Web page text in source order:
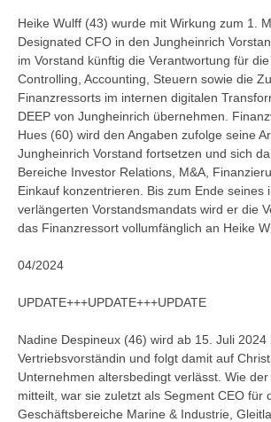
Heike Wulff (43) wurde mit Wirkung zum 1.
Designated CFO in den Jungheinrich
im Vorstand künftig die Verantwortung für
Controlling, Accounting, Steuern sowie die
Finanzressorts im internen digitalen
DEEP von Jungheinrich übernehmen.
Hues (60) wird den Angaben zufolge seine
Jungheinrich Vorstand fortsetzen und sich
Bereiche Investor Relations, M&A,
Einkauf konzentrieren. Bis zum Ende seines
verlängerten Vorstandsmandats wird er die
das Finanzressort vollumfänglich an Heike
04/2024
UPDATE+++UPDATE+++UPDATE
Nadine Despineux (46) wird ab 15. Juli
Vertriebsvorständin und folgt damit auf
Unternehmen altersbedingt verlässt. Wie
mitteilt, war sie zuletzt als Segment CEO für
Geschäftsbereiche Marine & Industrie,